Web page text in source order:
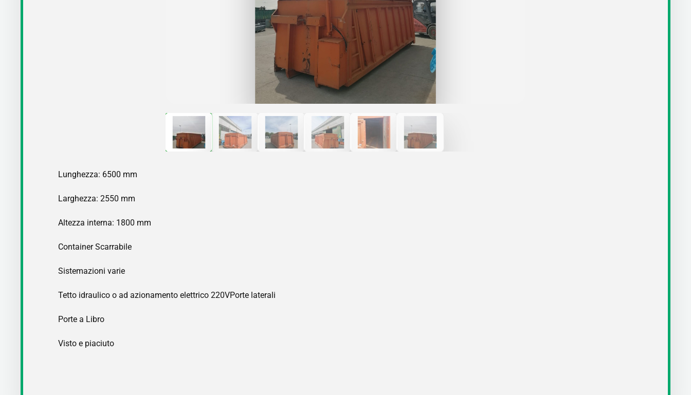
Lunghezza: 6500 mm
Larghezza: 2550 mm
Altezza interna: 1800 mm
Container Scarrabile
Sistemazioni varie
Tetto idraulico o ad azionamento elettrico 220VPorte laterali
Porte a Libro
Visto e piaciuto